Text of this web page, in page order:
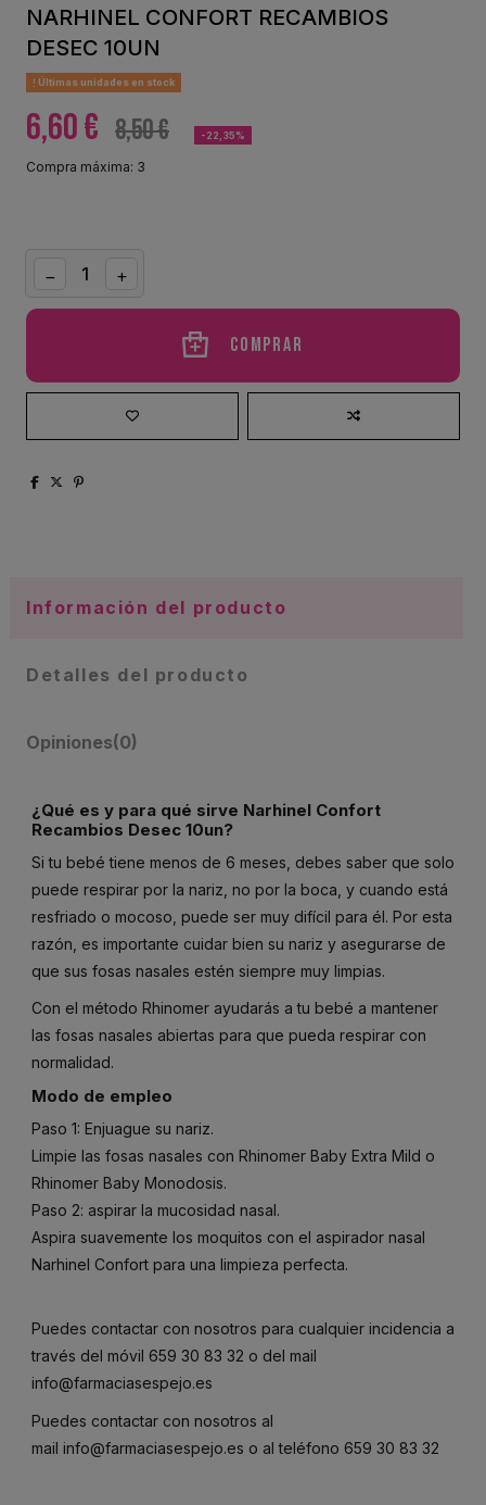
NARHINEL CONFORT RECAMBIOS
DESEC 10UN
Últimas unidades en stock
6,60 € 8,50 € -22,35%
Compra máxima: 3
Comprar
Información del producto
Detalles del producto
Opiniones(0)
¿Qué es y para qué sirve Narhinel Confort
Recambios Desec 10un?
Si tu bebé tiene menos de 6 meses, debes saber que solo
puede respirar por la nariz, no por la boca, y cuando está
resfriado o mocoso, puede ser muy difícil para él. Por esta
razón, es importante cuidar bien su nariz y asegurarse de
que sus fosas nasales estén siempre muy limpias.
Con el método Rhinomer ayudarás a tu bebé a mantener
las fosas nasales abiertas para que pueda respirar con
normalidad.
Modo de empleo
Paso 1: Enjuague su nariz.
Limpie las fosas nasales con Rhinomer Baby Extra Mild o
Rhinomer Baby Monodosis.
Paso 2: aspirar la mucosidad nasal.
Aspira suavemente los moquitos con el aspirador nasal
Narhinel Confort para una limpieza perfecta.
Puedes contactar con nosotros para cualquier incidencia a
través del móvil 659 30 83 32 o del mail
info@farmaciasespejo.es
Puedes contactar con nosotros al
mail info@farmaciasespejo.es o al teléfono 659 30 83 32